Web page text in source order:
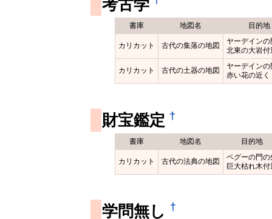
考古学
書庫 地図名 目的地
カリカット 古代の集落の地図
ヤーデイン
北東の大岩付
カリカット 古代の土器の地図
ヤーデイン
赤い花の近く
財宝鑑定 †
書庫 地図名 目的地
カリカット 古代の法典の地図
ペグーの門の
巨大枯れ木付
学問無し †